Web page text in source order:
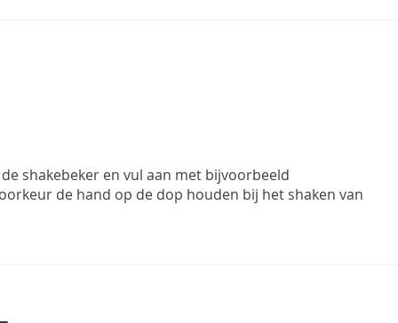
shakebeker en vul aan met bijvoorbeeld
de hand op de dop houden bij het shaken van